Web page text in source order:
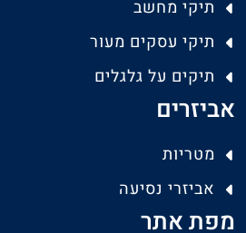
תיקי מחשב
תיקי עסקים מעור
תיקים על גלגלים
אביזרים
מטריות
אביזרי נסיעה
מפת אתר